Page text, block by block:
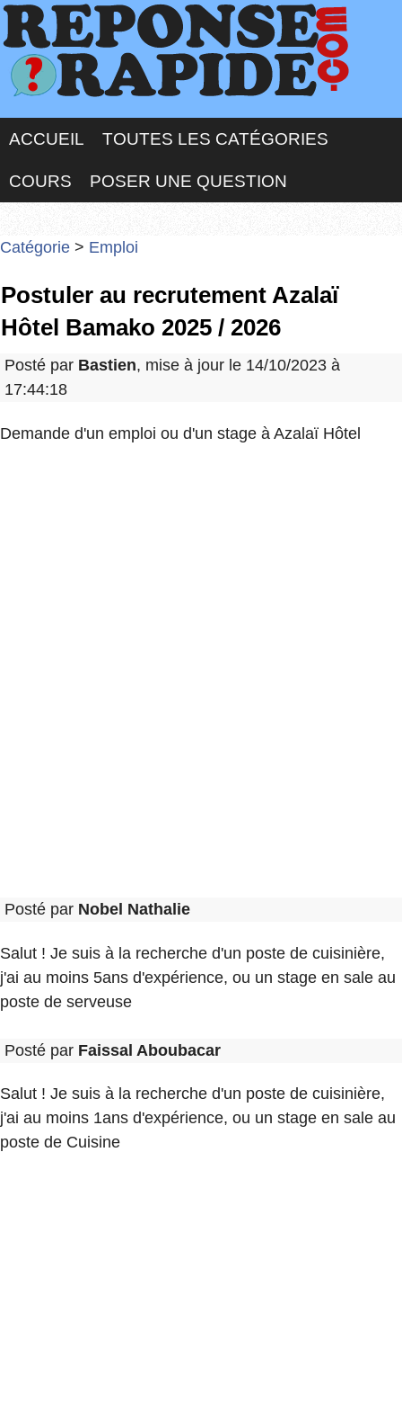
ACCUEIL TOUTES LES CATÉGORIES
COURS POSER UNE QUESTION
Catégorie > Emploi
Postuler au recrutement Azalaï
Hôtel Bamako 2025 / 2026
Posté par Bastien, mise à jour le 14/10/2023 à
17:44:18
Demande d'un emploi ou d'un stage à Azalaï Hôtel
Posté par Nobel Nathalie
Salut ! Je suis à la recherche d'un poste de cuisinière,
j'ai au moins 5ans d'expérience, ou un stage en sale au
poste de serveuse
Posté par Faissal Aboubacar
Salut ! Je suis à la recherche d'un poste de cuisinière,
j'ai au moins 1ans d'expérience, ou un stage en sale au
poste de Cuisine